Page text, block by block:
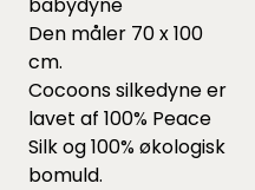
Den måler 70 x 100
cm.
Cocoons silkedyne er
lavet af 100% Peace
Silk og 100% økologisk
bomuld.